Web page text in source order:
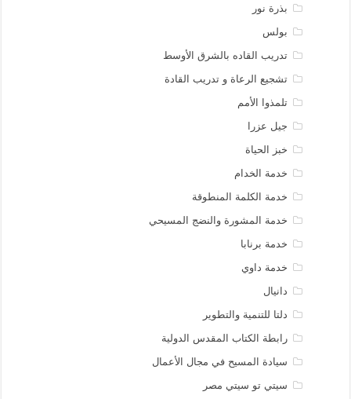
بذرة نور
بولس
تدريب القاده بالشرق الأوسط
تشجيع الرعاة و تدريب القادة
تلمذوا الأمم
جيل عزرا
خبز الحياة
خدمة الخدام
خدمة الكلمة المنطوقة
خدمة المشورة والنضج المسيحي
خدمة برنابا
خدمة داوي
دانيال
دلتا للتنمية والتطوير
رابطة الكتاب المقدس الدولية
سيادة المسيح في مجال الأعمال
سيتي تو سيتي مصر